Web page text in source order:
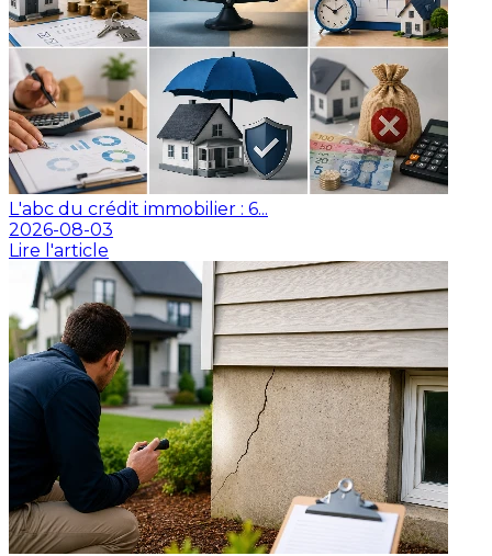
L'abc du crédit immobilier : 6...
2026-08-03
Lire l'article